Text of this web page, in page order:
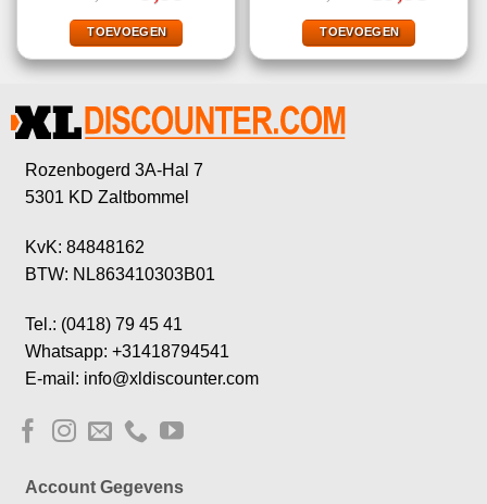
was:
€29,99.
TOEVOEGEN
was:
€107,70.
TOEVOEGEN
Rozenbogerd 3A-Hal 7
5301 KD Zaltbommel
KvK: 84848162
BTW: NL863410303B01
Tel.: (0418) 79 45 41
Whatsapp: +31418794541
E-mail: info@xldiscounter.com
Account Gegevens